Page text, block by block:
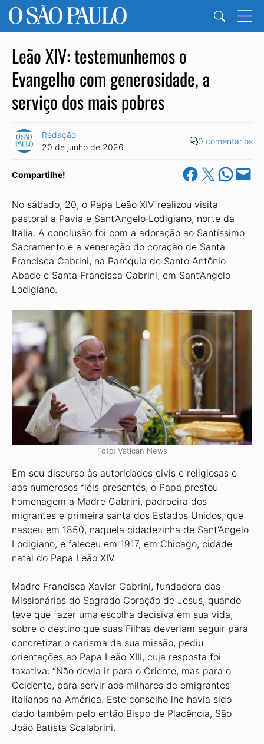
Leão XIV: testemunhemos o
Evangelho com generosidade, a
serviço dos mais pobres
Redação
20 de junho de 2026
0 comentários
Compartilhe! Share on Facebook
Share on X Share on
Email this
No sábado, 20, o Papa Leão XIV realizou visita
pastoral a Pavia e Sant’Angelo Lodigiano, norte da
Itália. A conclusão foi com a adoração ao Santíssimo
Sacramento e a veneração do coração de Santa
Francisca Cabrini, na Paróquia de Santo Antônio
Abade e Santa Francisca Cabrini, em Sant’Angelo
Lodigiano.
Foto: Vatican News
Em seu discurso às autoridades civis e religiosas e
aos numerosos fiéis presentes, o Papa prestou
homenagem a Madre Cabrini, padroeira dos
migrantes e primeira santa dos Estados Unidos, que
nasceu em 1850, naquela cidadezinha de Sant’Angelo
Lodigiano, e faleceu em 1917, em Chicago, cidade
natal do Papa Leão XIV.
Madre Francisca Xavier Cabrini, fundadora das
Missionárias do Sagrado Coração de Jesus, quando
teve que fazer uma escolha decisiva em sua vida,
sobre o destino que suas Filhas deveriam seguir para
concretizar o carisma da sua missão, pediu
orientações ao Papa Leão XIII, cuja resposta foi
taxativa: “Não devia ir para o Oriente, mas para o
Ocidente, para servir aos milhares de emigrantes
italianos na América. Este conselho lhe havia sido
dado também pelo então Bispo de Placência, São
João Batista Scalabrini.